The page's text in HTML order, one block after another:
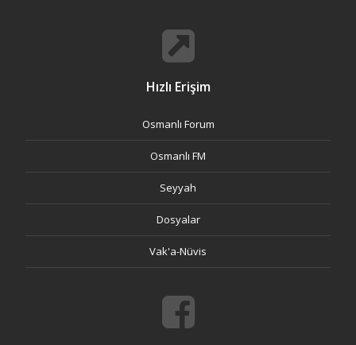
Hızlı Erişim
Osmanlı Forum
Osmanlı FM
Seyyah
Dosyalar
Vak'a-Nüvis